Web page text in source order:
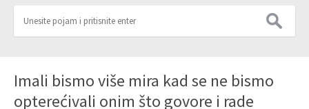
Imali bismo više mira kad se ne bismo
opterećivali onim što govore i rade